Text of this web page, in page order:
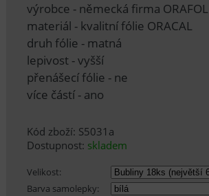
výrobce - německá firma ORAFOL
materiál - kvalitní fólie ORACAL
druh fólie - matná
lepivost - vyšší
přenášecí fólie - ne
více částí - ano
Kód zboží: S5031a
Dostupnost: skladem
Velikost:
Barva samolepky: